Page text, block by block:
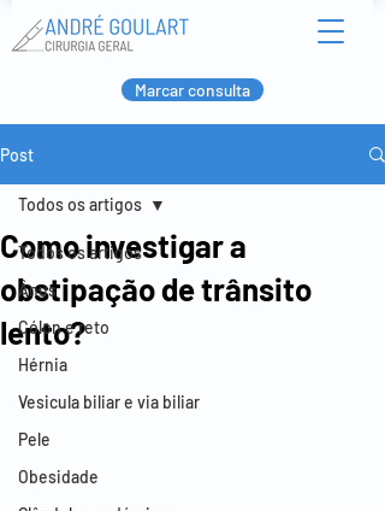
Marcar consulta
Post
Todos os artigos
Ânus
Cólon e reto
Hérnia
Vesicula biliar e via biliar
Pele
Obesidade
Todos os artigos
Como investigar a
obstipação de trânsito
lento?